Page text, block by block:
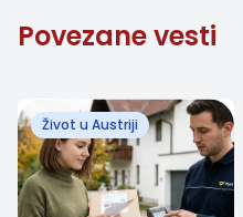
Povezane vesti
Život u Austriji